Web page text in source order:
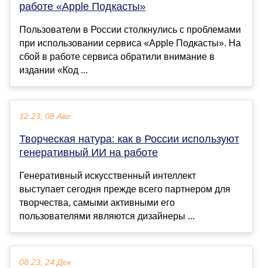
работе «Apple Подкасты»
Пользователи в России столкнулись с проблемами
при использовании сервиса «Apple Подкасты». На
сбой в работе сервиса обратили внимание в
издании «Код ...
12:23, 08 Авг
Творческая натура: как в России используют
генеративный ИИ на работе
Генеративный искусственный интеллект
выступает сегодня прежде всего партнером для
творчества, самыми активными его
пользователями являются дизайнеры ...
08:23, 24 Дек